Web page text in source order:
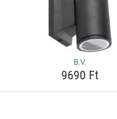
B.V.
9690 Ft